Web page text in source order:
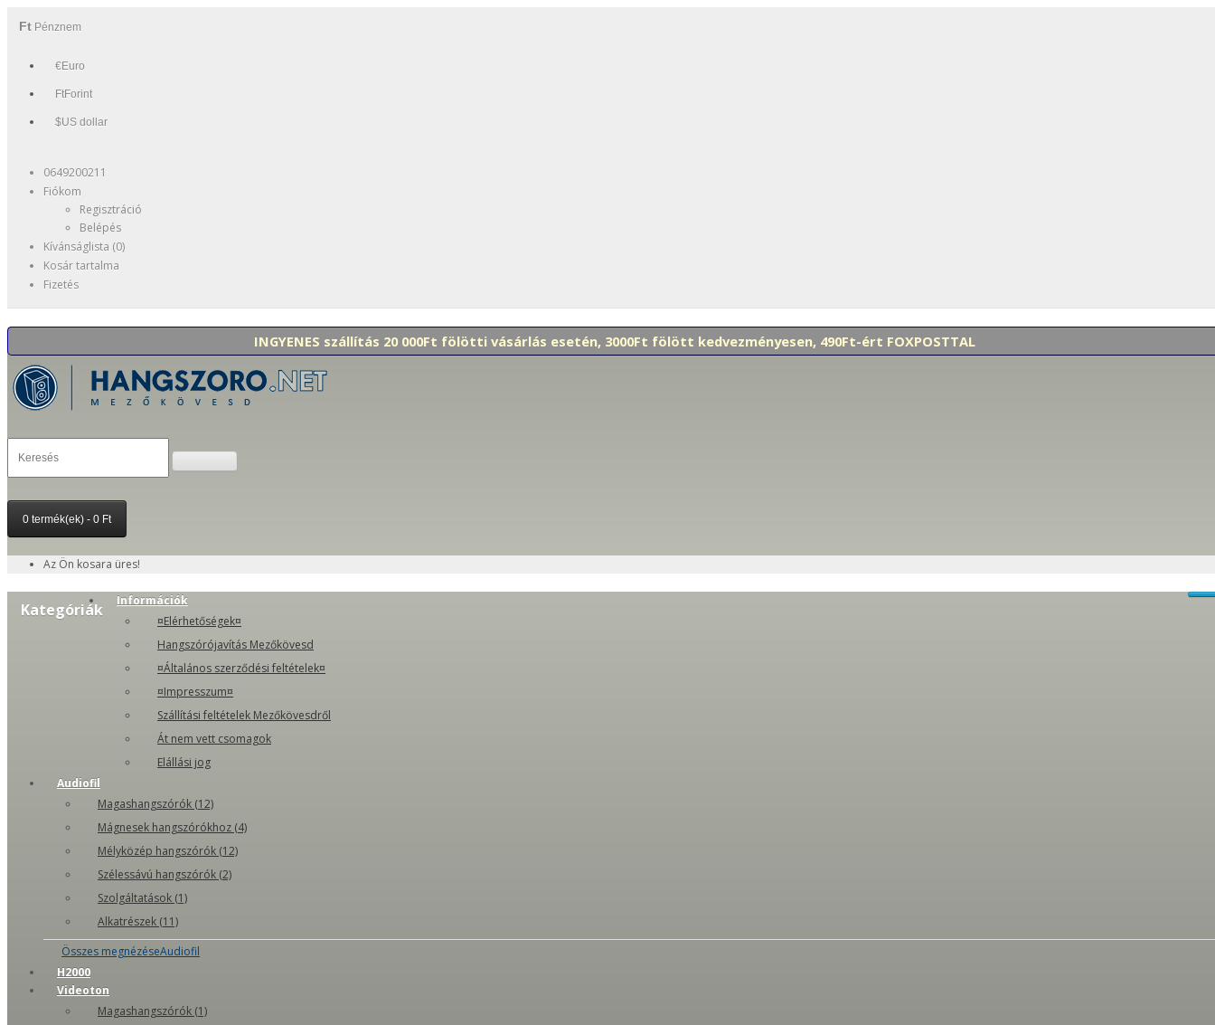
Ft Pénznem
€Euro
FtForint
$US dollar
0649200211
Fiókom
Regisztráció
Belépés
Kívánságlista (0)
Kosár tartalma
Fizetés
INGYENES szállítás 20 000Ft fölötti vásárlás esetén, 3000Ft fölött kedvezményesen, 490Ft-ért FOXPOSTTAL
0 termék(ek) - 0 Ft
Az Ön kosara üres!
Kategóriák
Információk
¤Elérhetőségek¤
Hangszórójavítás Mezőkövesd
¤Általános szerződési feltételek¤
¤Impresszum¤
Szállítási feltételek Mezőkövesdről
Át nem vett csomagok
Elállási jog
Audiofil
Magashangszórók (12)
Mágnesek hangszórókhoz (4)
Mélyközép hangszórók (12)
Szélessávú hangszórók (2)
Szolgáltatások (1)
Alkatrészek (11)
Összes megnézéseAudiofil
H2000
Videoton
Magashangszórók (1)